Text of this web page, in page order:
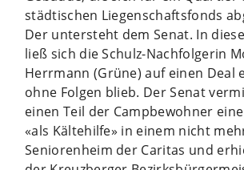
städtischen Liegenschaftsfonds
Der untersteht dem Senat. In
ließ sich die Schulz-Nachfolgerin
Herrmann (Grüne) auf einen Deal
ohne Folgen blieb. Der Senat
einen Teil der Campbewohner
«als Kältehilfe» in einem nicht
Seniorenheim der Caritas und